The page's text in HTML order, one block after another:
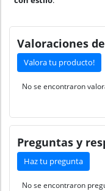
Valoraciones
Valora tu producto!
No se encontraron
Preguntas y
Haz tu pregunta
No se encontraron